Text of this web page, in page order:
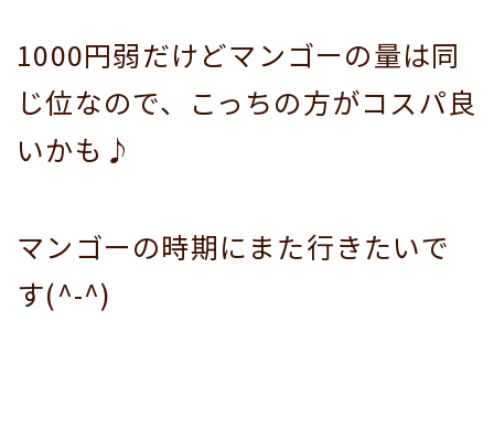
1000円弱だけどマンゴーの量は同
じ位なので、こっちの方がコスパ良
いかも♪
マンゴーの時期にまた行きたいで
す(^-^)